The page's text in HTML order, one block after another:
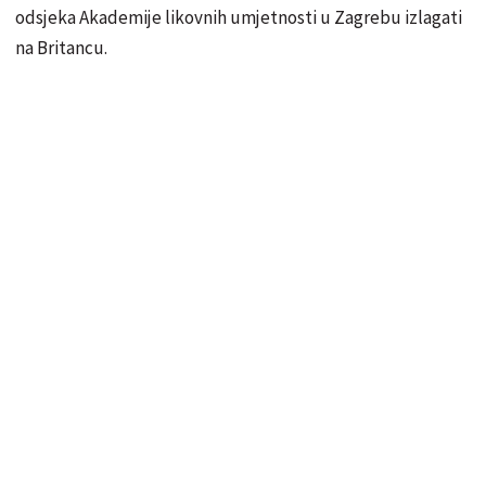
odsjeka Akademije likovnih umjetnosti u Zagrebu izlagati
na Britancu.